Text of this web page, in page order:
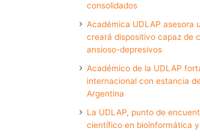
consolidados
Académica UDLAP asesora
creará dispositivo capaz de
ansioso-depresivos
Académico de la UDLAP
internacional con estancia
Argentina
La UDLAP, punto de
científico en bioinformática